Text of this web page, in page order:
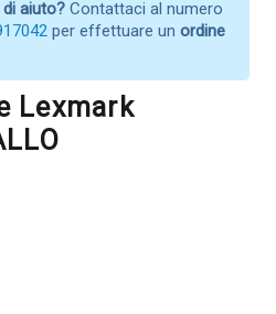
aiuto? Contattaci al numero
per effettuare un ordine
Lexmark